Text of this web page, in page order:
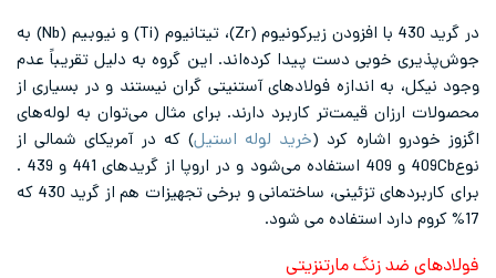
در گرید 430 با افزودن زیرکونیوم (Zr)، تیتانیوم (Ti) و نیوبیم (Nb) به
جوش‌پذیری خوبی دست پیدا کرده‌اند. این گروه به دلیل تقریباً عدم
وجود نیکل، به اندازه فولادهای آستنیتی گران نیستند و در بسیاری از
محصولات ارزان قیمت‌تر کاربرد دارند. برای مثال می‌توان به لوله‌های
اگزوز خودرو اشاره کرد (خرید لوله استیل) که در آمریکای شمالی از
نوع409Cb و 409 استفاده می‌شود و در اروپا از گریدهای 441 و 439 .
برای کاربردهای تزئینی، ساختمانی و برخی تجهیزات هم از گرید 430 که
17% کروم دارد استفاده می شود.
فولادهای ضد زنگ مارتنزیتی